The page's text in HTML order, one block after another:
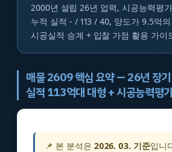
2000년 설립 26년 업력, 시공능력평
누적 실적 - / 113 / 40, 양도가 9.5억
시공실적 승계 + 입찰 가점 활용 가이
매물 2609 핵심 요약 — 26년 장
실적 113억대 대형 + 시공능력평
📌 본 분석은 2026. 03. 기준입니